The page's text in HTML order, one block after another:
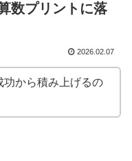
数プリントに落
2026.02.07
から積み上げるの